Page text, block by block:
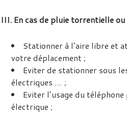
III. En cas de pluie torrentielle ou
Stationner à l’aire libre et
votre déplacement ;
Eviter de stationner sous
électriques … ;
Eviter l’usage du
électrique ;